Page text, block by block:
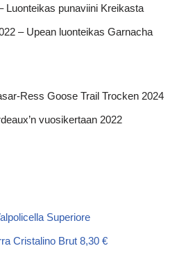
Luonteikas punaviini Kreikasta
– Upean luonteikas Garnacha
Ress Goose Trail Trocken 2024
vuosikertaan 2022
Superiore
Cristalino Brut 8,30 €